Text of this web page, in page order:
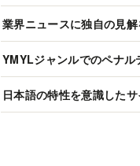
業界ニュースに独自の見
YMYLジャンルでのペナル
日本語の特性を意識した